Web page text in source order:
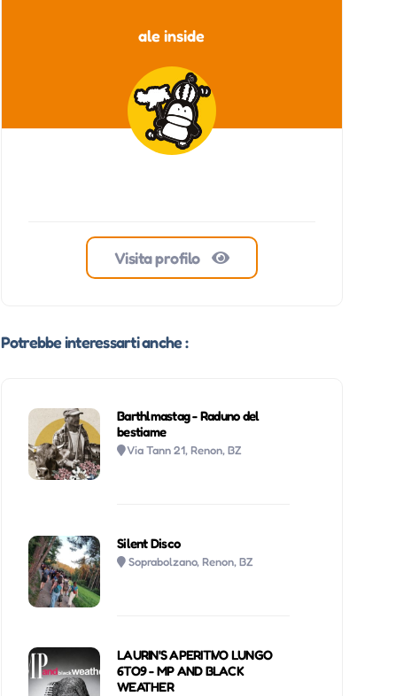
ale inside
Visita profilo
Potrebbe interessarti anche :
Barthlmastag - Raduno del
bestiame
Via Tann 21, Renon, BZ
Silent Disco
Soprabolzano, Renon, BZ
LAURIN'S APERITIVO LUNGO
6TO9 - MP AND BLACK
WEATHER